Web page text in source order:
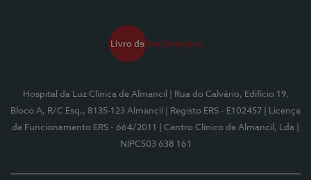
Hospital da Luz Clínica de Almancil
| Rua do Calvário, Edifício 19,
Bloco A, R/C Esq., 8135-123 Almancil
| Registo ERS - E102457
| Licença
de Funcionamento ERS - 664/2011
| Centro Clínico de Almancil, Lda
NIPC503 638 161